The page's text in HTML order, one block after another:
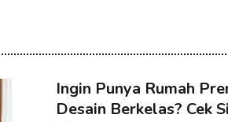
Ingin Punya Rumah
Desain Berkelas? Cek